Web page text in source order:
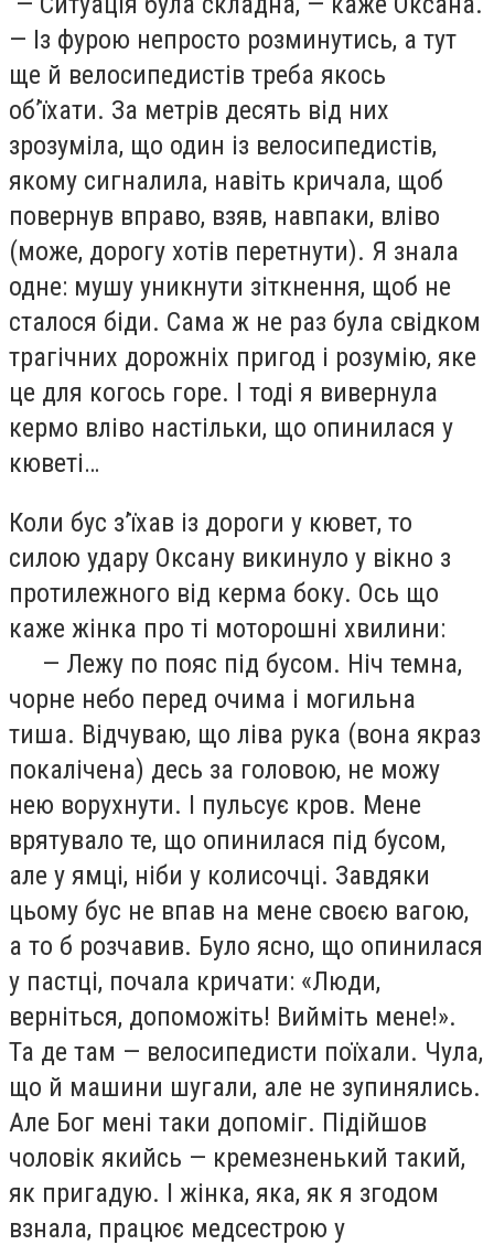
— Із фурою непросто розминутись, а тут
ще й велосипедистів треба якось
об’їхати. За метрів десять від них
зрозуміла, що один із велосипедистів,
якому сигналила, навіть кричала, щоб
повернув вправо, взяв, навпаки, вліво
(може, дорогу хотів перетнути). Я знала
одне: мушу уникнути зіткнення, щоб не
сталося біди. Сама ж не раз була свідком
трагічних дорожніх пригод і розумію, яке
це для когось горе. І тоді я вивернула
кермо вліво настільки, що опинилася у
кюветі…
Коли бус з’їхав із дороги у кювет, то
силою удару Оксану викинуло у вікно з
протилежного від керма боку. Ось що
каже жінка про ті моторошні хвилини:
— Лежу по пояс під бусом. Ніч темна,
чорне небо перед очима і могильна
тиша. Відчуваю, що ліва рука (вона якраз
покалічена) десь за головою, не можу
нею ворухнути. І пульсує кров. Мене
врятувало те, що опинилася під бусом,
але у ямці, ніби у колисочці. Завдяки
цьому бус не впав на мене своєю вагою,
а то б розчавив. Було ясно, що опинилася
у пастці, почала кричати: «Люди,
верніться, допоможіть! Вийміть мене!».
Та де там — велосипедисти поїхали. Чула,
що й машини шугали, але не зупинялись.
Але Бог мені таки допоміг. Підійшов
чоловік якийсь — кремезненький такий,
як пригадую. І жінка, яка, як я згодом
взнала, працює медсестрою у